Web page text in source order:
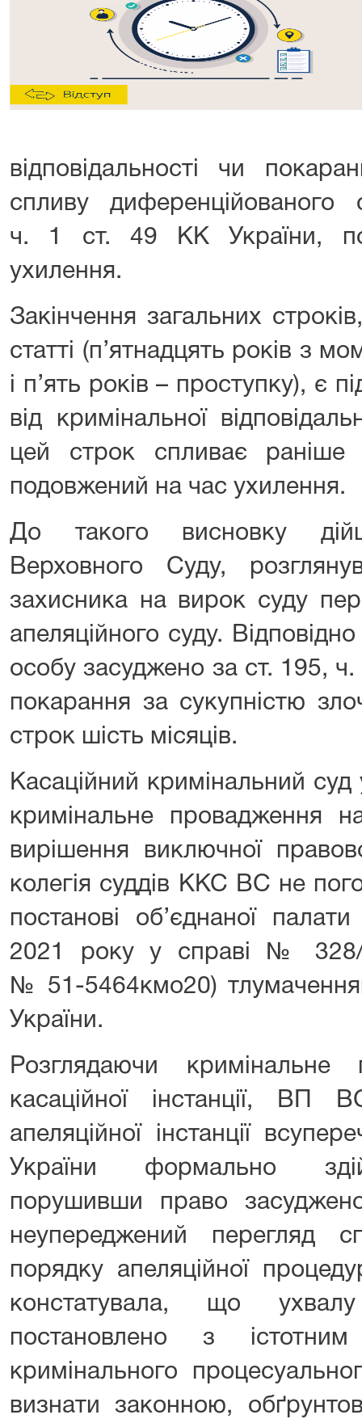
відповідальності чи
спливу диференційованого
ч. 1 ст. 49 КК України,
ухилення.
Закінчення загальних
статті (п’ятнадцять років з
і п’ять років – проступку), є
від кримінальної
цей строк спливає раніше
подовжений на час ухилення.
До такого висновку
Верховного Суду,
захисника на вирок суду
апеляційного суду.
особу засуджено за ст. 195,
покарання за сукупністю
строк шість місяців.
Касаційний кримінальний
кримінальне провадження
вирішення виключної
колегія суддів ККС ВС не
постанові об’єднаної
2021 року у справі № 328/
№ 51-5464кмо20)
України.
Розглядаючи
касаційної інстанції, ВП
апеляційної інстанції
України формально
порушивши право
неупереджений перегляд
порядку апеляційної
констатувала, що
постановлено з
кримінального
визнати законною,